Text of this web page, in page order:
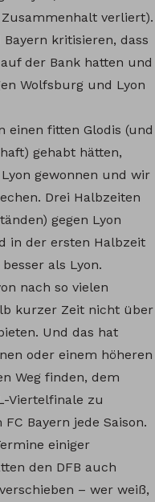
verliert).
kritisieren, dass
der Bank hatten und
Wolfsburg und Lyon
einen fitten Glodis (und
gehabt hätten,
gewonnen und wir
Drei Halbzeiten
gegen Lyon
in der ersten Halbzeit
als Lyon.
nach so vielen
kurzer Zeit nicht über
Und das hat
oder einem höheren
Weg finden, dem
Viertelfinale zu
Bayern jede Saison.
einiger
den DFB auch
– wer weiß,